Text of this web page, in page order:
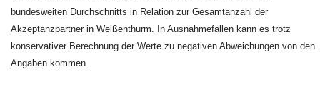
bundesweiten Durchschnitts in Relation zur Gesamtanzahl der
Akzeptanzpartner in Weißenthurm. In Ausnahmefällen kann es trotz
konservativer Berechnung der Werte zu negativen Abweichungen von den
Angaben kommen.